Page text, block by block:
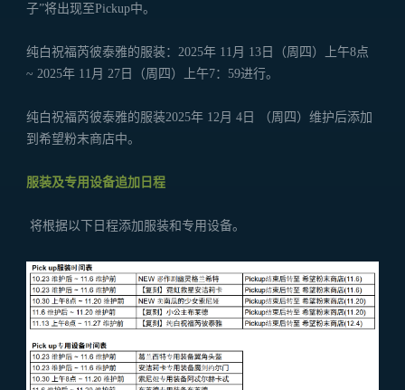
子”将出现至Pickup中。
纯白祝福芮彼泰雅的服装：2025年 11月 13日（周四）上午8点
~ 2025年 11月 27日（周四）上午7：59进行。
纯白祝福芮彼泰雅的服装2025年 12月 4日 （周四）维护后添加
到希望粉末商店中。
服装及专用设备追加日程
将根据以下日程添加服装和专用设备。